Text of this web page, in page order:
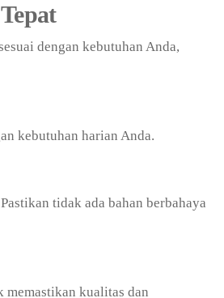
dengan kebutuhan Anda,
kebutuhan harian Anda.
tidak ada bahan berbahaya
kualitas dan